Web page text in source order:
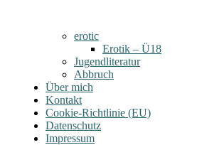
erotic
Erotik – Ü18
Jugendliteratur
Abbruch
Über mich
Kontakt
Cookie-Richtlinie (EU)
Datenschutz
Impressum